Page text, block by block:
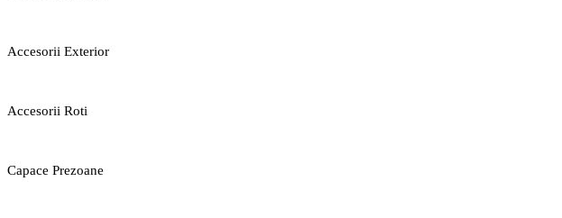
Accesorii Exterior
Accesorii Roti
Capace Prezoane